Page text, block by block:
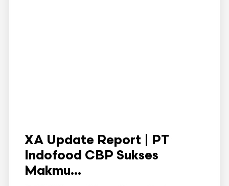
XA Update Report | PT
Indofood CBP Sukses
Makmu...